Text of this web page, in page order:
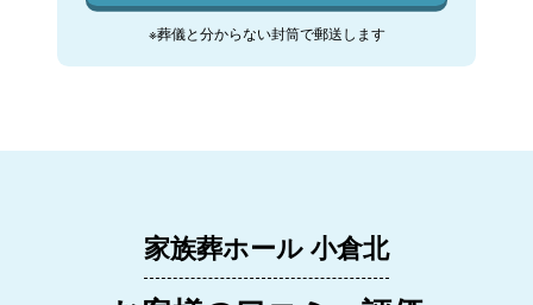
※葬儀と分からない封筒で郵送します
家族葬ホール 小倉北